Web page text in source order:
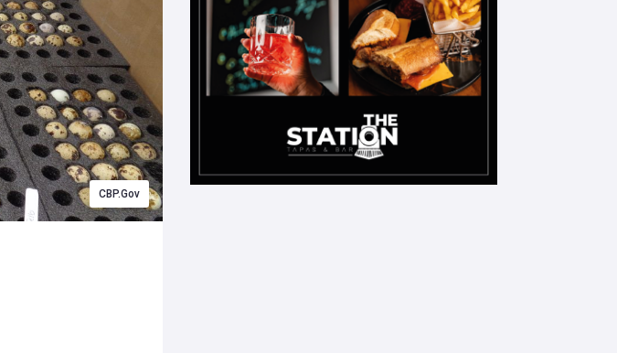
CBP.Gov